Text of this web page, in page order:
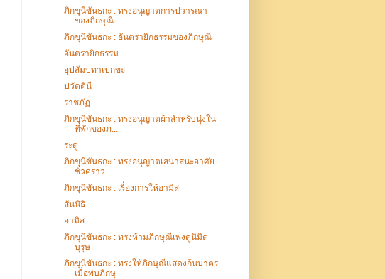
ภิกขุนีขันธกะ : ทรงอนุญาตการปวารณา
ของภิกษุณี
ภิกขุนีขันธกะ : อันตรายิกธรรมของภิกษุณี
อันตรายิกธรรม
อุปสัมปทาเปกขะ
ปวัตตินี
ราชภัฏ
ภิกขุนีขันธกะ : ทรงอนุญาตผ้าสำหรับนุ่งใน
ที่พักของภ...
ระดู
ภิกขุนีขันธกะ : ทรงอนุญาตเสนาสนะอาศัย
ชั่วคราว
ภิกขุนีขันธกะ : เรื่องการให้อามิส
สันนิธิ
อามิส
ภิกขุนีขันธกะ : ทรงห้ามภิกษุณีเพ่งดูนิมิต
บุรุษ
ภิกขุนีขันธกะ : ทรงให้ภิกษุณีแสดงก้นบาตร
เมื่อพบภิกษุ